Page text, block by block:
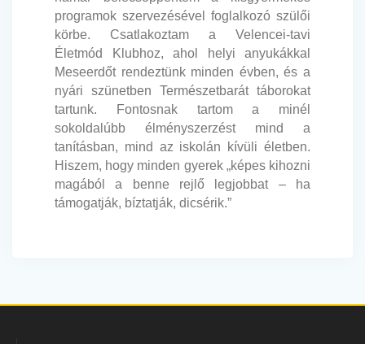
programok szervezésével foglalkozó szülői
körbe. Csatlakoztam a Velencei-tavi
Életmód Klubhoz, ahol helyi anyukákkal
Meseerdőt rendeztünk minden évben, és a
nyári szünetben Természetbarát táborokat
tartunk. Fontosnak tartom a minél
sokoldalúbb élményszerzést mind a
tanításban, mind az iskolán kívüli életben.
Hiszem, hogy minden gyerek „képes kihozni
magából a benne rejlő legjobbat – ha
támogatják, bíztatják, dicsérik.”